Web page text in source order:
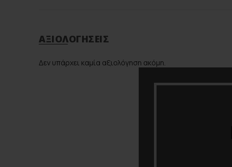
ΑΞΙΟΛΟΓΉΣΕΙΣ
Δεν υπάρχει καμία αξιολόγηση ακόμη.